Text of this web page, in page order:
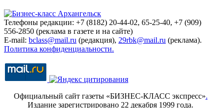
Телефоны редакции: +7 (8182) 20-44-02, 65-25-40, +7 (909)
556-2850 (реклама в газете и на сайте)
E-mail: bclass@mail.ru (редакция), 29rbk@mail.ru (реклама).
Политика конфиденциальности.
Официальный сайт газеты «БИЗНЕС-КЛАСС экспресс».
Издание зарегистрировано 22 декабря 1999 года.